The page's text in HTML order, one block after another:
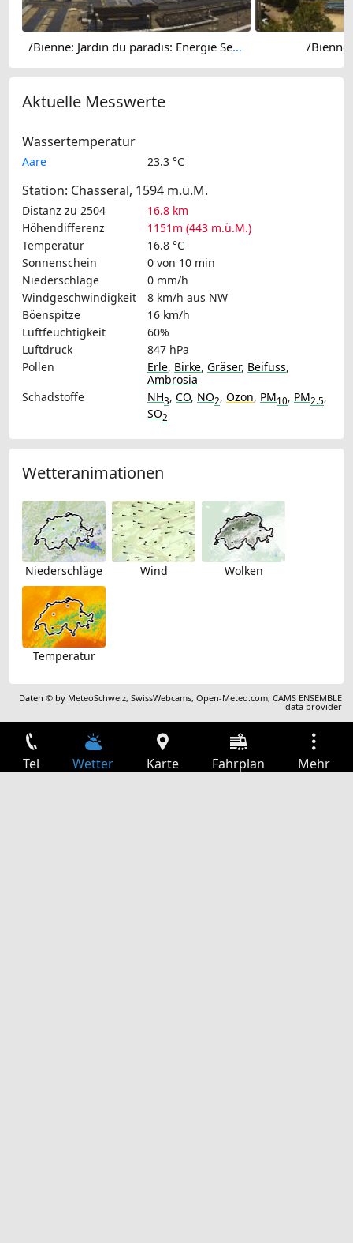
/Bienne: Jardin du paradis: Energie Service Biel /
Aktuelle Messwerte
Wassertemperatur
Aare 23.3 °C
Station: Chasseral, 1594 m.ü.M.
Distanz zu 2504
16.8 km
Höhendifferenz
1151m (443 m.ü.M.)
Temperatur
16.8 °C
Sonnenschein
0 von 10 min
Niederschläge
0 mm/h
Windgeschwindigkeit
8 km/h aus NW
Böenspitze
16 km/h
Luftfeuchtigkeit
60%
Luftdruck
847 hPa
Pollen
Erle, Birke, Gräser, Beifuss,
Ambrosia
Schadstoffe
NH3, CO, NO2, Ozon, PM10, PM2.5,
SO2
Wetteranimationen
Niederschläge Wind Wolken
Temperatur
Daten © by MeteoSchweiz,SwissWebcams,Open-Meteo.com,CAMS ENSEMBLE
data provider
Tel Wetter Karte Fahrplan Mehr